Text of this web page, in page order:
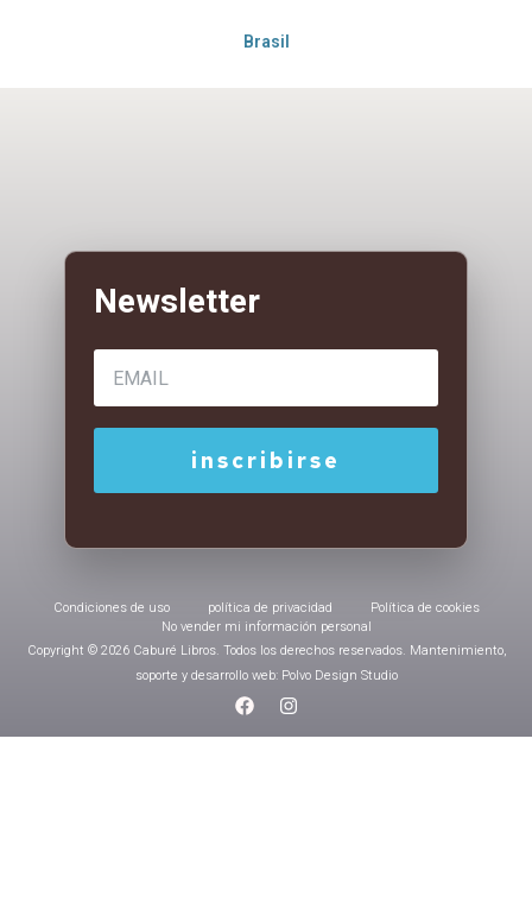
Brasil
Condiciones de uso política de privacidad
Política de cookies
No vender mi información personal
Copyright © 2026 Caburé Libros. Todos los derechos reservados. Mantenimiento,
soporte y desarrollo web: Polvo Design Studio